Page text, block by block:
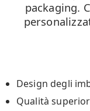
packaging.
Design degli
Qualità